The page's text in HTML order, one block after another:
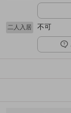
二人入居 不可